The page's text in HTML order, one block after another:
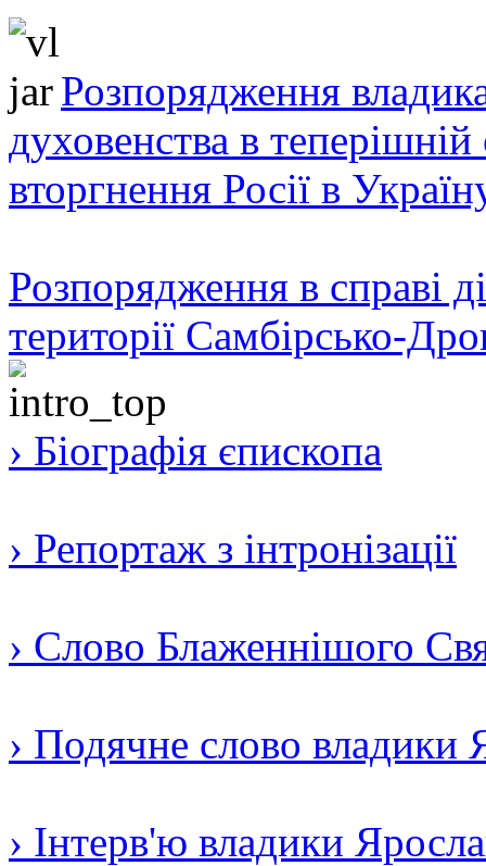
Розпорядження
духовенства в теперішній
вторгнення Росії в
Розпорядження в справі
території Самбірсько-
› Біографія єпископа
› Репортаж з інтронізації
› Слово Блаженнішого
› Подячне слово владики
› Інтерв'ю владики